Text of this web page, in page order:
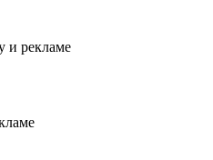
и рекламе